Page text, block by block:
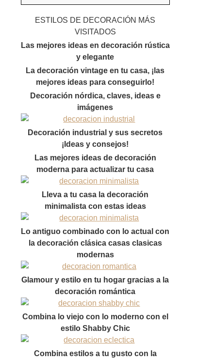
ESTILOS DE DECORACIÓN MÁS
VISITADOS
Las mejores ideas en decoración rústica
y elegante
La decoración vintage en tu casa, ¡las
mejores ideas para conseguirlo!
Decoración nórdica, claves, ideas e
imágenes
Decoración industrial y sus secretos
¡Ideas y consejos!
Las mejores ideas de decoración
moderna para actualizar tu casa
Lleva a tu casa la decoración
minimalista con estas ideas
Lo antiguo combinado con lo actual con
la decoración clásica casas clasicas
modernas
Glamour y estilo en tu hogar gracias a la
decoración romántica
Combina lo viejo con lo moderno con el
estilo Shabby Chic
Combina estilos a tu gusto con la